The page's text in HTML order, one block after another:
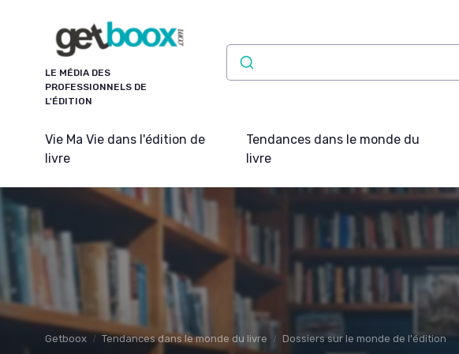
LE MÉDIA DES
PROFESSIONNELS DE
L'ÉDITION
Vie Ma Vie dans l'édition de
livre
Tendances dans le monde du
livre
Getboox Tendances dans le monde du livre Dossiers sur le monde de l'édition